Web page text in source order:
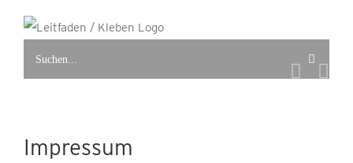
springen
Impressum